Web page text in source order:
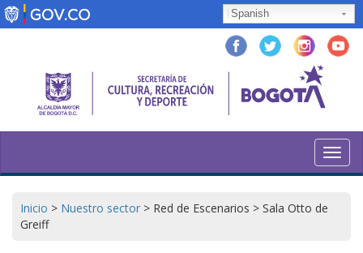
Pasar
al
Spanish
Inicio > Nuestro sector > Red de Escenarios > Sala Otto de
Greiff